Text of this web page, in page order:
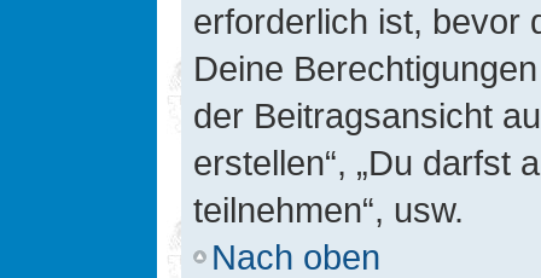
erforderlich ist, bevor
Deine
der Beitragsansicht
erstellen“, „Du darfst
teilnehmen“, usw.
Nach oben